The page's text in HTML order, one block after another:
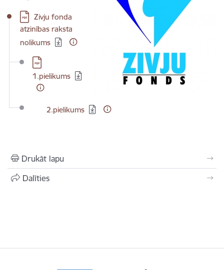
Lejupielādēt:
Zivju fonda
atzinības raksta
nolikums
Lejupielādēt:
1.pielikums
Lejupielādēt:
2.pielikums
Drukāt lapu
Dalīties